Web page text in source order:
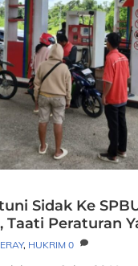
Sidak Ke
Taati Peraturan
, HUKRIM 0